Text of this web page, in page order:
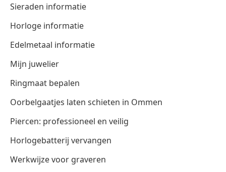
Sieraden informatie
Horloge informatie
Edelmetaal informatie
Mijn juwelier
Ringmaat bepalen
Oorbelgaatjes laten schieten in Ommen
Piercen: professioneel en veilig
Horlogebatterij vervangen
Werkwijze voor graveren